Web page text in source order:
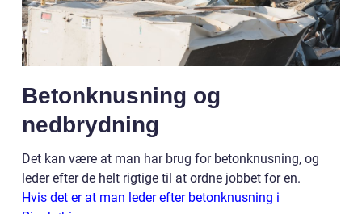
Betonknusning og
nedbrydning
Det kan være at man har brug for betonknusning, og
leder efter de helt rigtige til at ordne jobbet for en.
Hvis det er at man leder efter betonknusning i